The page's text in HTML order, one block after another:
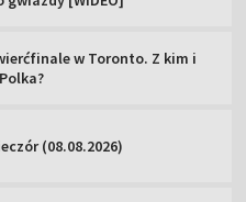
w Toronto. Z kim i
(08.08.2026)